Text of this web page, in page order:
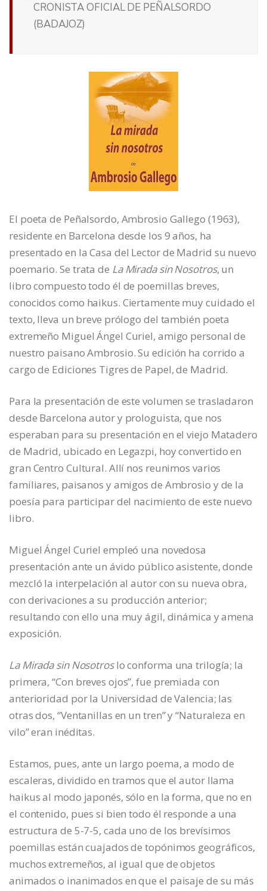
CRONISTA OFICIAL DE PEÑALSORDO
(BADAJOZ)
El poeta de Peñalsordo, Ambrosio Gallego (1963),
residente en Barcelona desde los 9 años, ha
presentado en la Casa del Lector de Madrid su nuevo
poemario. Se trata de La Mirada sin Nosotros, un
libro compuesto todo él de poemillas breves,
conocidos como haikus. Ciertamente muy cuidado el
texto, lleva un breve prólogo del también poeta
extremeño Miguel Ángel Curiel, amigo personal de
nuestro paisano Ambrosio. Su edición ha corrido a
cargo de Ediciones Tigres de Papel, de Madrid.
Para la presentación de este volumen se trasladaron
desde Barcelona autor y prologuista, que nos
esperaban para su presentación en el viejo Matadero
de Madrid, ubicado en Legazpi, hoy convertido en
gran Centro Cultural. Allí nos reunimos varios
familiares, paisanos y amigos de Ambrosio y de la
poesía para participar del nacimiento de este nuevo
libro.
Miguel Ángel Curiel empleó una novedosa
presentación ante un ávido público asistente, donde
mezcló la interpelación al autor con su nueva obra,
con derivaciones a su producción anterior;
resultando con ello una muy ágil, dinámica y amena
exposición.
La Mirada sin Nosotroslo conforma una trilogía; la
primera, “Con breves ojos”, fue premiada con
anterioridad por la Universidad de Valencia; las
otras dos, “Ventanillas en un tren” y “Naturaleza en
vilo” eran inéditas.
Estamos, pues, ante un largo poema, a modo de
escaleras, dividido en tramos que el autor llama
haikus al modo japonés, sólo en la forma, que no en
el contenido, pues si bien todo él responde a una
estructura de 5-7-5, cada uno de los brevísimos
poemillas están cuajados de topónimos geográficos,
muchos extremeños, al igual que de objetos
animados o inanimados en que el paisaje de su más